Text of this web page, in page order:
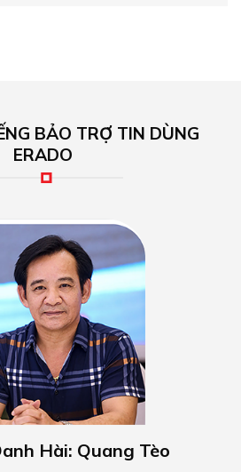
BẢO TRỢ TIN DÙNG
ERADO
Hài: Quang Tèo